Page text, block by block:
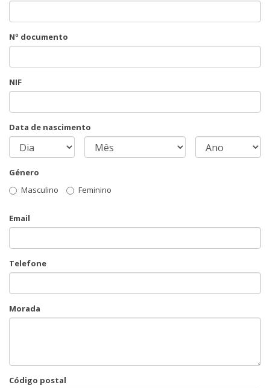
Nº documento
NIF
Data de nascimento
Género
Masculino
Feminino
Email
Telefone
Morada
Código postal